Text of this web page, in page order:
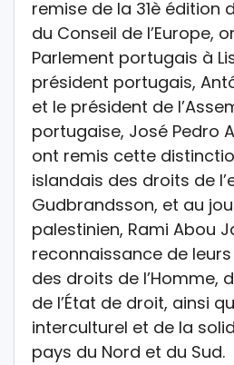
remise de la 31è édition
du Conseil de l’Europe,
Parlement portugais à
président portugais,
et le président de
portugaise, José Pedro
ont remis cette
islandais des droits de
Gudbrandsson, et au
palestinien, Rami Abou
reconnaissance de
des droits de l’Homme,
de l’État de droit, ainsi
interculturel et de la
pays du Nord et du Sud.